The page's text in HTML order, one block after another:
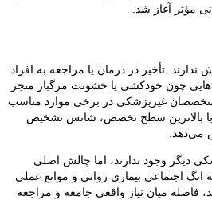
مؤثر آغاز شد.
ندارند. تأخیر در درمان یا مراجعه به افراد
چون خودکشی یا خشونت مرگبار منجر
غیرپزشکی در برخی موارد مناسب
بالاترین سطح تخصص، شانس تشخیص
می‌دهد.
دیگر وجود ندارند، اما چالش اصلی
اجتماعی بیماری روانی و موانع عملی
فاصله میان نیاز واقعی جامعه و مراجعه